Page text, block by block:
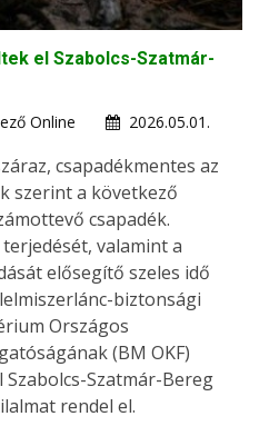
el Szabolcs-Szatmár-
Online
2026.05.01.
csapadékmentes az
szerint a következő
csapadék.
valamint a
elősegítő szeles idő
biztonsági
Országos
(BM OKF)
Szatmár-Bereg
rendel el.